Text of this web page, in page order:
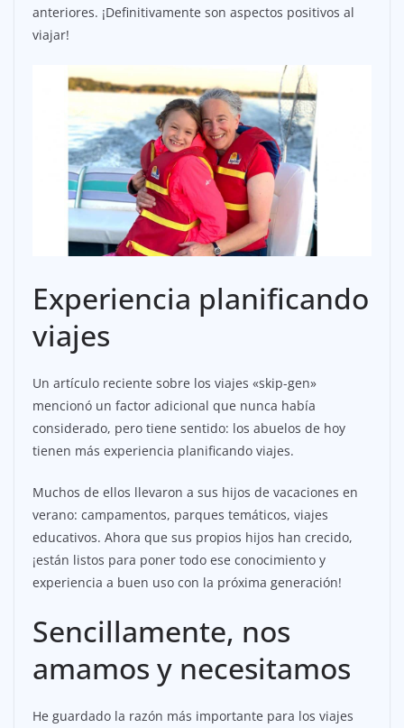
anteriores. ¡Definitivamente son aspectos positivos al
viajar!
Experiencia planificando
viajes
Un artículo reciente sobre los viajes «skip-gen»
mencionó un factor adicional que nunca había
considerado, pero tiene sentido: los abuelos de hoy
tienen más experiencia planificando viajes.
Muchos de ellos llevaron a sus hijos de vacaciones en
verano: campamentos, parques temáticos, viajes
educativos. Ahora que sus propios hijos han crecido,
¡están listos para poner todo ese conocimiento y
experiencia a buen uso con la próxima generación!
Sencillamente, nos
amamos y necesitamos
He guardado la razón más importante para los viajes